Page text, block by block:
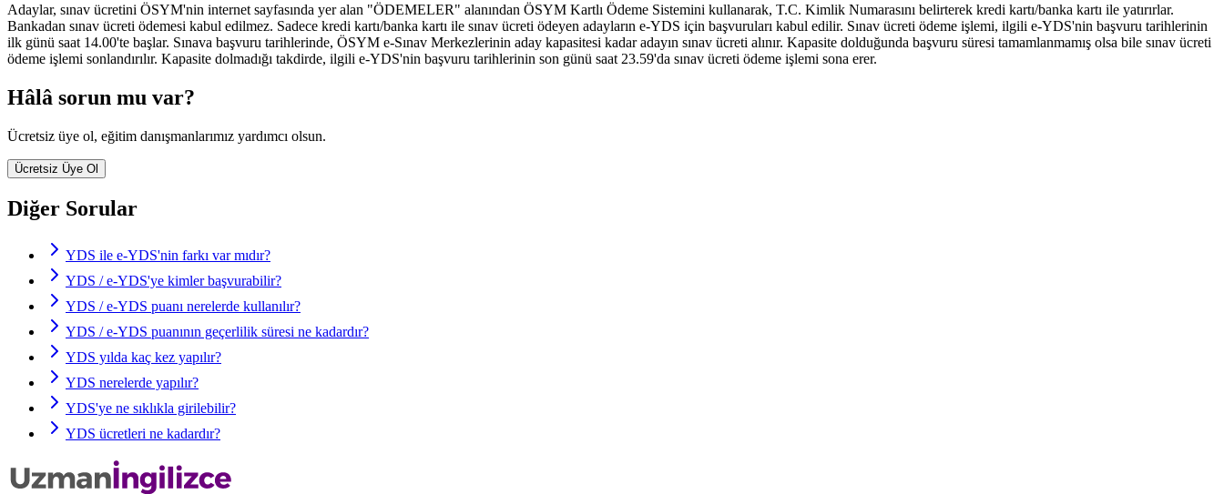
Adaylar, sınav ücretini ÖSYM'nin internet sayfasında yer alan "ÖDEMELER" alanından ÖSYM Kartlı Ödeme Sistemini kullanarak, T.C. Kimlik Numarasını belirterek kredi kartı/banka kartı ile yatırırlar.
Bankadan sınav ücreti ödemesi kabul edilmez. Sadece kredi kartı/banka kartı ile sınav ücreti ödeyen adayların e-YDS için başvuruları kabul edilir. Sınav ücreti ödeme işlemi, ilgili e-YDS'nin başvuru tarihlerinin
ilk günü saat 14.00'te başlar. Sınava başvuru tarihlerinde, ÖSYM e-Sınav Merkezlerinin aday kapasitesi kadar adayın sınav ücreti alınır. Kapasite dolduğunda başvuru süresi tamamlanmamış olsa bile sınav ücreti
ödeme işlemi sonlandırılır. Kapasite dolmadığı takdirde, ilgili e-YDS'nin başvuru tarihlerinin son günü saat 23.59'da sınav ücreti ödeme işlemi sona erer.
Hâlâ sorun mu var?
Ücretsiz üye ol, eğitim danışmanlarımız yardımcı olsun.
Ücretsiz Üye Ol
Diğer Sorular
YDS ile e-YDS'nin farkı var mıdır?
YDS / e-YDS'ye kimler başvurabilir?
YDS / e-YDS puanı nerelerde kullanılır?
YDS / e-YDS puanının geçerlilik süresi ne kadardır?
YDS yılda kaç kez yapılır?
YDS nerelerde yapılır?
YDS'ye ne sıklıkla girilebilir?
YDS ücretleri ne kadardır?